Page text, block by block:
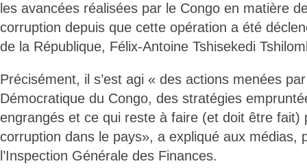
les avancées réalisées par le Congo en matière
corruption depuis que cette opération a été
de la République, Félix-Antoine Tshisekedi
Précisément, il s’est agi « des actions menées
Démocratique du Congo, des stratégies
engrangés et ce qui reste à faire (et doit être fait)
corruption dans le pays», a expliqué aux médias,
l’Inspection Générale des Finances.